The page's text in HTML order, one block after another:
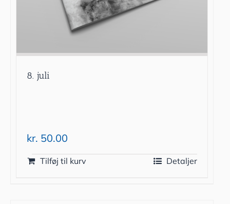
8. juli
kr. 50.00
Tilføj til kurv Detaljer